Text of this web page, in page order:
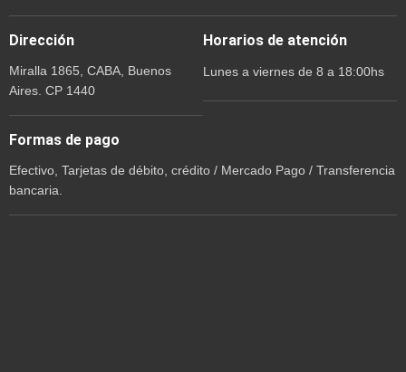
Dirección
Miralla 1865, CABA, Buenos
Aires. CP 1440
Horarios de atención
Lunes a viernes de 8 a 18:00hs
Formas de pago
Efectivo, Tarjetas de débito, crédito / Mercado Pago / Transferencia
bancaria.